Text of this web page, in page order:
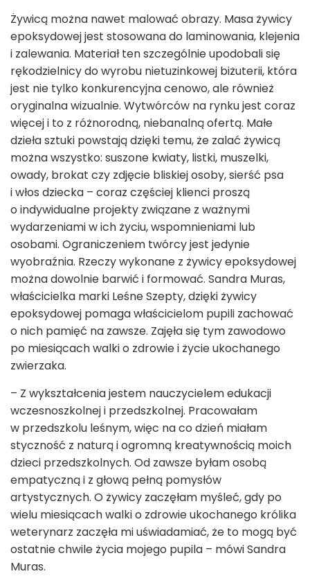
Żywicą można nawet malować obrazy. Masa żywicy
epoksydowej jest stosowana do laminowania, klejenia
i zalewania. Materiał ten szczególnie upodobali się
rękodzielnicy do wyrobu nietuzinkowej biżuterii, która
jest nie tylko konkurencyjna cenowo, ale również
oryginalna wizualnie. Wytwórców na rynku jest coraz
więcej i to z różnorodną, niebanalną ofertą. Małe
dzieła sztuki powstają dzięki temu, że zalać żywicą
można wszystko: suszone kwiaty, listki, muszelki,
owady, brokat czy zdjęcie bliskiej osoby, sierść psa
i włos dziecka – coraz częściej klienci proszą
o indywidualne projekty związane z ważnymi
wydarzeniami w ich życiu, wspomnieniami lub
osobami. Ograniczeniem twórcy jest jedynie
wyobraźnia. Rzeczy wykonane z żywicy epoksydowej
można dowolnie barwić i formować. Sandra Muras,
właścicielka marki Leśne Szepty, dzięki żywicy
epoksydowej pomaga właścicielom pupili zachować
o nich pamięć na zawsze. Zajęła się tym zawodowo
po miesiącach walki o zdrowie i życie ukochanego
zwierzaka.
– Z wykształcenia jestem nauczycielem edukacji
wczesnoszkolnej i przedszkolnej. Pracowałam
w przedszkolu leśnym, więc na co dzień miałam
styczność z naturą i ogromną kreatywnością moich
dzieci przedszkolnych. Od zawsze byłam osobą
empatyczną i z głową pełną pomysłów
artystycznych. O żywicy zaczęłam myśleć, gdy po
wielu miesiącach walki o zdrowie ukochanego królika
weterynarz zaczęła mi uświadamiać, że to mogą być
ostatnie chwile życia mojego pupila – mówi Sandra
Muras.